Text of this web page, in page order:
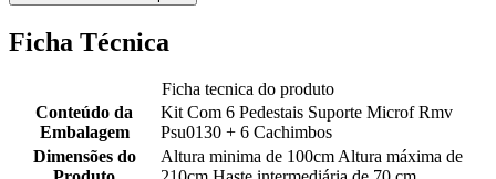
Ficha Técnica
Ficha tecnica do produto
Conteúdo da
Embalagem
Kit Com 6 Pedestais Suporte Microf Rmv
Psu0130 + 6 Cachimbos
Dimensões do
Altura minima de 100cm Altura máxima de